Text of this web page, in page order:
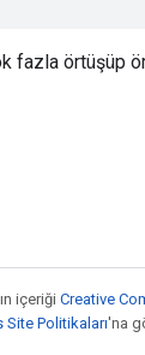
fazla örtüşüp
içeriği Creative
Politikaları'na